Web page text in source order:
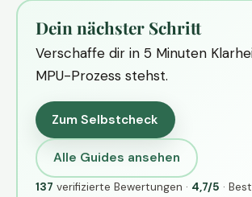
Dein nächster Schritt
Verschaffe dir in 5 Minuten
MPU-Prozess stehst.
Zum Selbstcheck
Alle Guides ansehen
137 verifizierte Bewertungen · 4,7/5 ·